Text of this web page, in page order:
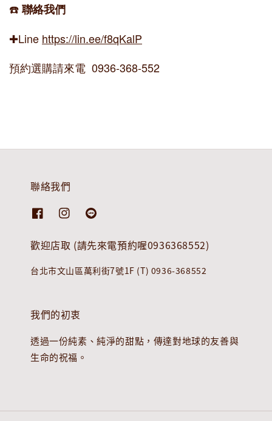
☎️聯絡我們
✚Line https://lin.ee/f8qKalP
預約選購請來電 0936-368-552
聯絡我們
歡迎店取 (請先來電預約喔0936368552)
台北市文山區萬利街7號1F (T) 0936-368552
我們的初衷
透過一份純素、純淨的甜點，傳達對地球的友善與
生命的祝福。